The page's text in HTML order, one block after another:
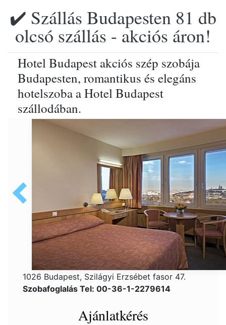
✔️ Szállás Budapesten 81 db
olcsó szállás - akciós áron!
Hotel Budapest akciós szép szobája
Budapesten, romantikus és elegáns
hotelszoba a Hotel Budapest
szállodában.
1026 Budapest, Szilágyi Erzsébet fasor 47.
Szobafoglalás Tel: 00-36-1-2279614
Ajánlatkérés